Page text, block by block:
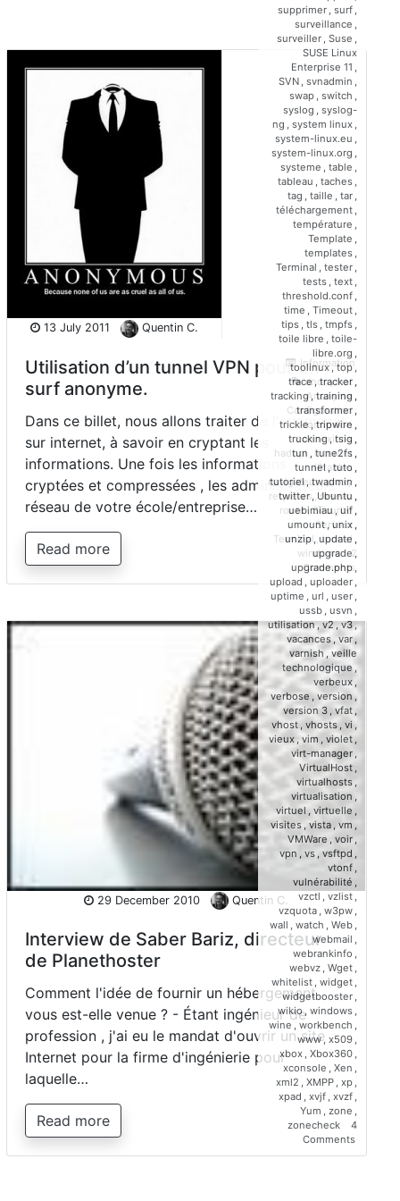
13 July 2011 Quentin C.
Utilisation d’un tunnel VPN pour un
surf anonyme.
Dans ce billet, nous allons traiter de l'anonymat
sur internet, à savoir en cryptant les
informations. Une fois les informations
cryptées et compressées , les administrateurs
réseau de votre école/entreprise…
Read more
Information
anonymat
Anonyme
Configuration
connexion
connexions
hadopi
internet
IPtables
navigateur,proxy
requêtes ,reseau
route,Sécurité
Serveur
Terminal ,tunnel
windows
2
Commentson
VPN
pour
un
surf
29 December 2010 Quentin C.
Interview de Saber Bariz, directeur
de Planethoster
Comment l'idée de fournir un hébergement
vous est-elle venue ? - Étant ingénieur de
profession , j'ai eu le mandat d'ouvrir un site
Internet pour la firme d'ingénierie pour
laquelle…
Read more
supprimer , surf ,
surveillance ,
surveiller , Suse ,
SUSE Linux
Enterprise 11 ,
SVN , svnadmin ,
swap , switch ,
syslog , syslog-
ng , system linux ,
system-linux.eu ,
system-linux.org ,
systeme , table ,
tableau , taches ,
tag , taille , tar ,
téléchargement ,
température ,
Template ,
templates ,
Terminal , tester ,
tests , text ,
threshold.conf ,
time , Timeout ,
tips , tls , tmpfs ,
toile libre , toile-
libre.org ,
toolinux ,top,
trace,tracker ,
tracking,training ,
transformer ,
trickle,tripwire ,
trucking,tsig ,
tun , tune2fs ,
tunnel,tuto ,
tutoriel,twadmin ,
twitter,Ubuntu ,
uebimiau,uif ,
umount,unix ,
unzip,update ,
upgrade,
upgrade.php,
upload , uploader ,
uptime , url , user ,
ussb , usvn ,
utilisation,v2,v3,
vacances , var,
varnish , veille
technologique ,
verbeux ,
verbose ,version,
version 3 , vfat ,
vhost , vhosts , vi ,
vieux , vim , violet,
virt-manager ,
VirtualHost ,
virtualhosts ,
virtualisation ,
virtuel, virtuelle ,
visites , vista , vm ,
VMWare , voir ,
vpn , vs , vsftpd ,
vtonf ,
vulnérabilité ,
vzctl , vzlist ,
vzquota , w3pw ,
wall , watch , Web ,
webmail ,
webrankinfo ,
webvz , Wget ,
whitelist , widget ,
widgetbooster ,
wikio, windows ,
wine , workbench ,
www, x509 ,
xbox , Xbox360 ,
xconsole , Xen ,
xml2 , XMPP , xp ,
xpad , xvjf , xvzf ,
Yum , zone ,
zonecheck
4
Commentson
Interview